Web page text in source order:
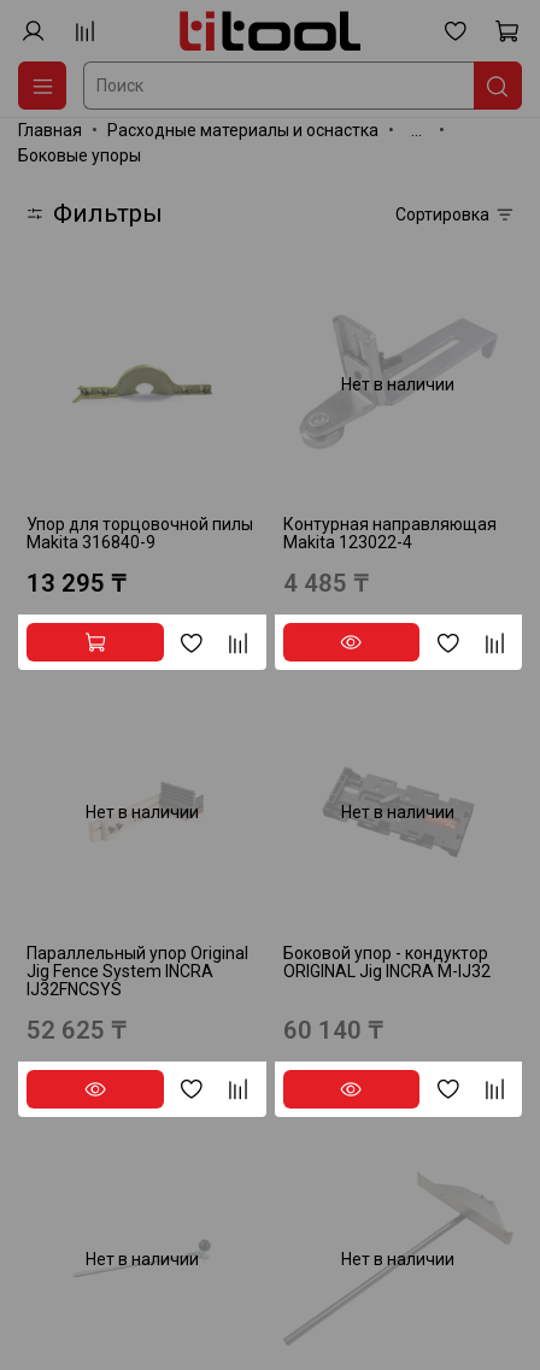
Главная Расходные материалы и оснастка
Боковые упоры
Фильтры Сортировка
Упор для торцовочной пилы
Makita 316840-9
13 295 ₸
Нет в наличии
Контурная направляющая
Makita 123022-4
4 485 ₸
Нет в наличии
Параллельный упор Original
Jig Fence System INCRA
IJ32FNCSYS
52 625 ₸
Нет в наличии
Боковой упор - кондуктор
ORIGINAL Jig INCRA M-IJ32
60 140 ₸
Нет в наличии Нет в наличии